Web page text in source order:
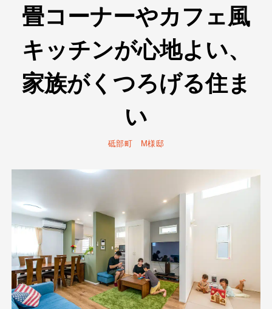
畳コーナーやカフェ風
キッチンが心地よい、
家族がくつろげる住ま
い
砥部町 M様邸